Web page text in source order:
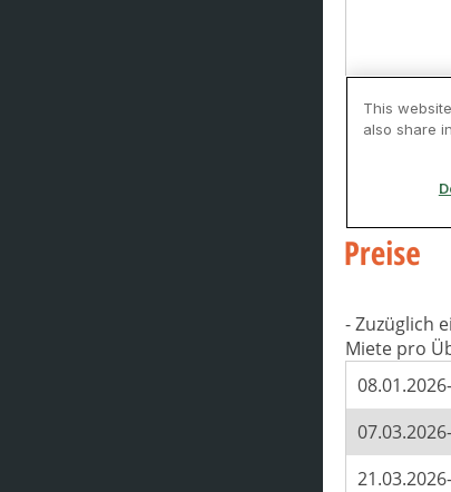
- Zuzüglich
Miete pro